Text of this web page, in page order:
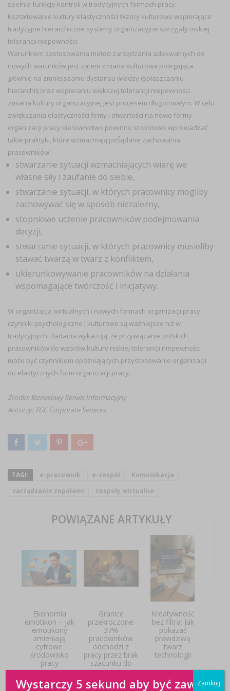
spełnia funkcje kontroli w tradycyjnych formach pracy.
Kształtowanie kultury elastyczności Wzory kulturowe wspierające
tradycyjne hierarchiczne systemy organizacyjne sprzyjały niskiej
tolerancji niepewności.
Warunkiem zastosowania metod zarządzania adekwatnych do
nowych warunków jest zatem zmiana kulturowa polegająca
głównie na zmniejszaniu dystansu władzy (spłaszczaniu
hierarchii) oraz wspieraniu większej tolerancji niepewności.
Zmiana kultury organizacyjnej jest procesem długotrwałym. W celu
zwiększania elastyczności firmy i otwartości na nowe formy
organizacji pracy kierownictwo powinno stopniowo wprowadzać
takie praktyki, które wzmacniają poŜądane zachowania
pracowników:
stwarzanie sytuacji wzmacniających wiarę we
własne siły i zaufanie do siebie,
stwarzanie sytuacji, w których pracownicy mogliby
zachowywać się w sposób niezależny,
stopniowe uczenie pracowników podejmowania
decyzji,
stwarzanie sytuacji, w których pracownicy musieliby
stawać twarzą w twarz z konfliktem,
ukierunkowywanie pracowników na działania
wspomagające twórczość i inicjatywy.
W organizacja wirtualnych i nowych formach organizacji pracy
czynniki psychologiczne i kulturowe są ważniejsze niż w
tradycyjnych. Badania wykazują, że przywiązanie polskich
pracowników do wzorów kultury niskiej tolerancji niepewności
może być czynnikiem opóźniających przystosowanie organizacji
do elastycznych form organizacji pracy.
Źródło:Biznesowy Serwis Informacyjny
Autorzy: TGC Corporate Services
TAGI: e-pracownik e-zespół
Komunikacja
zarządzanie zepołami
zespoły wirtualne
POWIĄZANE ARTYKUŁY
Ekonomia
emotikon – jak
emotikony
zmieniają
cyfrowe
środowisko
pracy
Granice
przekroczone:
37%
pracowników
odchodzi z
pracy przez brak
szacunku do
czasu
prywatnego
Kreatywność
bez filtra: Jak
pokazać
prawdziwą
twarz
technologii
Wystarczy 5 sekund aby być zawsze
Zamknij